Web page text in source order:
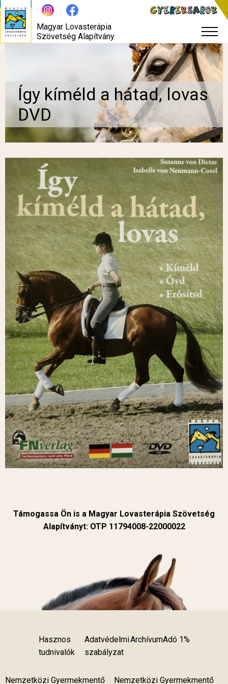
Magyar Lovasterápia
Szövetség Alapítvány
Így kíméld a hátad, lovas
DVD
Támogassa Ön is a Magyar Lovasterápia Szövetség
Alapítványt: OTP 11794008-22000022
Hasznos
tudnivalók
Adatvédelmi
szabályzat
ArchívumAdó 1%
Nemzetközi Gyermekmentő Nemzetközi Gyermekmentő